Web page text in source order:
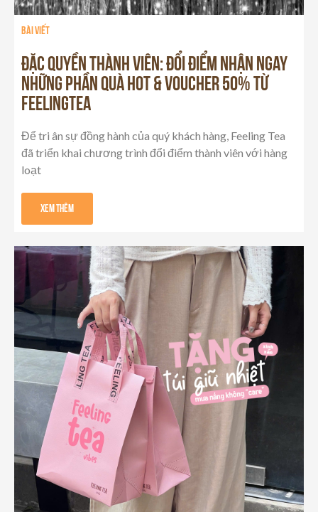
Bài viết
ĐẶC QUYỀN THÀNH VIÊN: ĐỔI ĐIỂM NHẬN NGAY
NHỮNG PHẦN QUÀ HOT & VOUCHER 50% TỪ
FEELINGTEA
Để tri ân sự đồng hành của quý khách hàng, Feeling Tea
đã triển khai chương trình đổi điểm thành viên với hàng
loạt
Xem Thêm